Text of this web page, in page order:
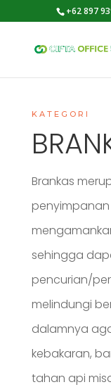
+62 897
KATEGORI
Brankas
sehingga
pencurian/
melindungi
dalamnya
kebakaran,
tahan api